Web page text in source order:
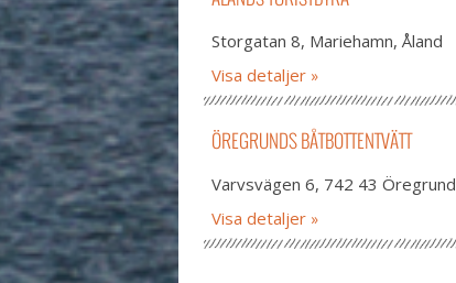
Storgatan 8, Mariehamn, Åland
Visa detaljer
ÖREGRUNDS BÅTBOTTENTVÄTT
Varvsvägen 6, 742 43 Öregrund
Visa detaljer